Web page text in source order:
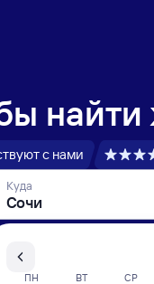
найти
с нами
Куда
ПН ВТ СР